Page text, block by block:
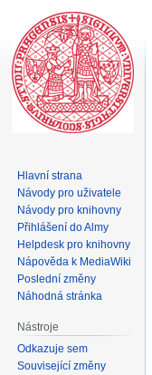
Hlavní strana
Návody pro uživatele
Návody pro knihovny
Přihlášení do Almy
Helpdesk pro knihovny
Nápověda k MediaWiki
Poslední změny
Náhodná stránka
Nástroje
Odkazuje sem
Související změny